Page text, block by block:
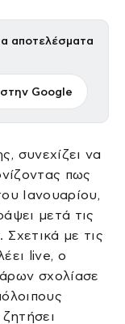
αποτελέσματα
Google
συνεχίζει να
πως
Ιανουαρίου,
μετά τις
με τις
live, ο
σχολίασε